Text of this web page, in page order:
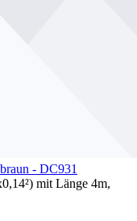
- DC931
mit Länge 4m,